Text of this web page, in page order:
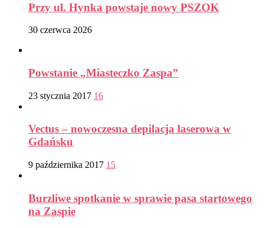
Przy ul. Hynka powstaje nowy PSZOK
30 czerwca 2026
Powstanie „Miasteczko Zaspa”
23 stycznia 2017 16
Vectus – nowoczesna depilacja laserowa w
Gdańsku
9 października 2017 15
Burzliwe spotkanie w sprawie pasa startowego
na Zaspie